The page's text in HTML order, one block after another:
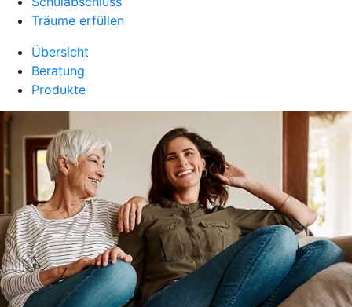
Träume erfüllen
Übersicht
Beratung
Produkte